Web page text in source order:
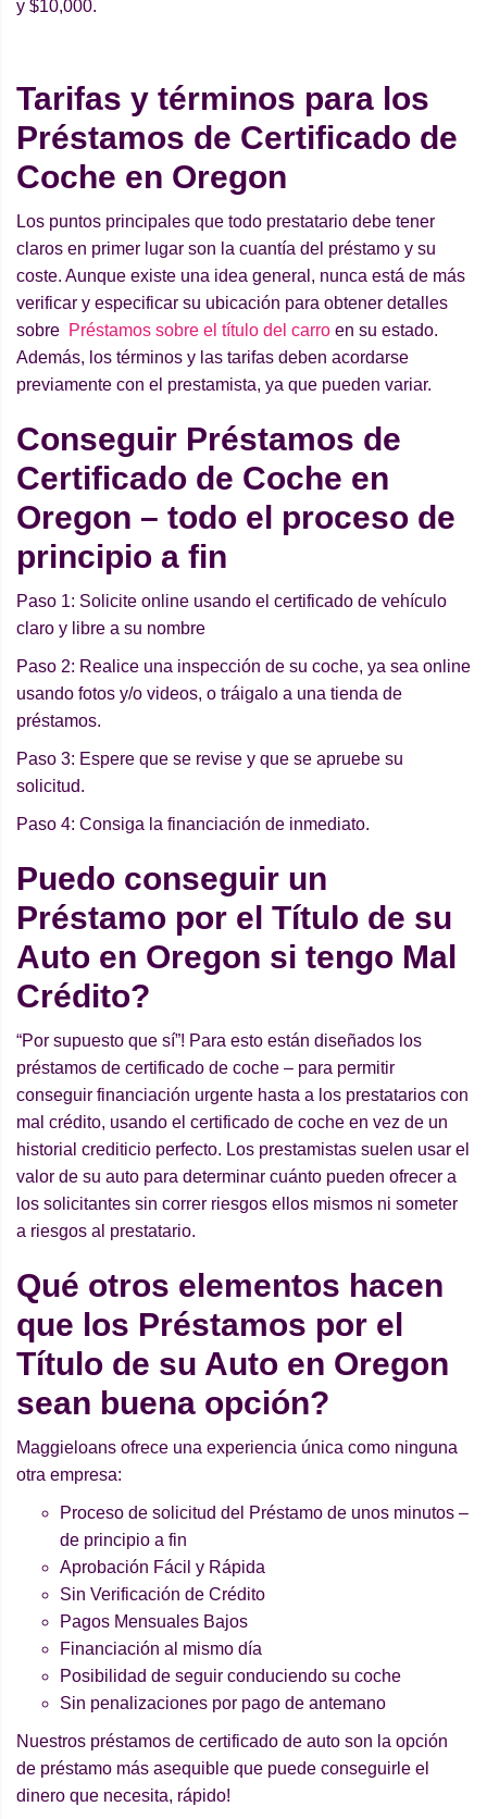
y $10,000.
Tarifas y términos para los
Préstamos de Certificado de
Coche en Oregon
Los puntos principales que todo prestatario debe tener
claros en primer lugar son la cuantía del préstamo y su
coste. Aunque existe una idea general, nunca está de más
verificar y especificar su ubicación para obtener detalles
sobre Préstamos sobre el título del carro en su estado.
Además, los términos y las tarifas deben acordarse
previamente con el prestamista, ya que pueden variar.
Conseguir Préstamos de
Certificado de Coche en
Oregon – todo el proceso de
principio a fin
Paso 1: Solicite online usando el certificado de vehículo
claro y libre a su nombre
Paso 2: Realice una inspección de su coche, ya sea online
usando fotos y/o videos, o tráigalo a una tienda de
préstamos.
Paso 3: Espere que se revise y que se apruebe su
solicitud.
Paso 4: Consiga la financiación de inmediato.
Puedo conseguir un
Préstamo por el Título de su
Auto en Oregon si tengo Mal
Crédito?
“Por supuesto que sí”! Para esto están diseñados los
préstamos de certificado de coche – para permitir
conseguir financiación urgente hasta a los prestatarios con
mal crédito, usando el certificado de coche en vez de un
historial crediticio perfecto. Los prestamistas suelen usar el
valor de su auto para determinar cuánto pueden ofrecer a
los solicitantes sin correr riesgos ellos mismos ni someter
a riesgos al prestatario.
Qué otros elementos hacen
que los Préstamos por el
Título de su Auto en Oregon
sean buena opción?
Maggieloans ofrece una experiencia única como ninguna
otra empresa:
Proceso de solicitud del Préstamo de unos minutos –
de principio a fin
Aprobación Fácil y Rápida
Sin Verificación de Crédito
Pagos Mensuales Bajos
Financiación al mismo día
Posibilidad de seguir conduciendo su coche
Sin penalizaciones por pago de antemano
Nuestros préstamos de certificado de auto son la opción
de préstamo más asequible que puede conseguirle el
dinero que necesita, rápido!